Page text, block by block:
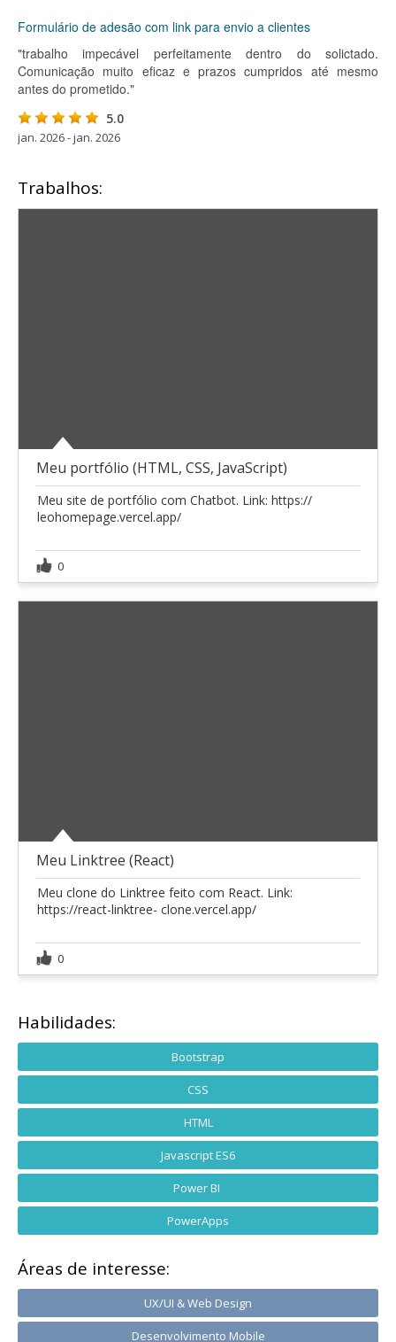
Formulário de adesão com link para envio a clientes
"trabalho impecável perfeitamente dentro do solictado.
Comunicação muito eficaz e prazos cumpridos até mesmo
antes do prometido."
5.0
jan. 2026 - jan. 2026
Trabalhos:
Meu portfólio (HTML, CSS, JavaScript)
Meu site de portfólio com Chatbot. Link: https://
leohomepage.vercel.app/
0
Meu Linktree (React)
Meu clone do Linktree feito com React. Link:
https://react-linktree- clone.vercel.app/
0
Habilidades:
Bootstrap
CSS
HTML
Javascript ES6
Power BI
PowerApps
Áreas de interesse:
UX/UI & Web Design
Desenvolvimento Mobile